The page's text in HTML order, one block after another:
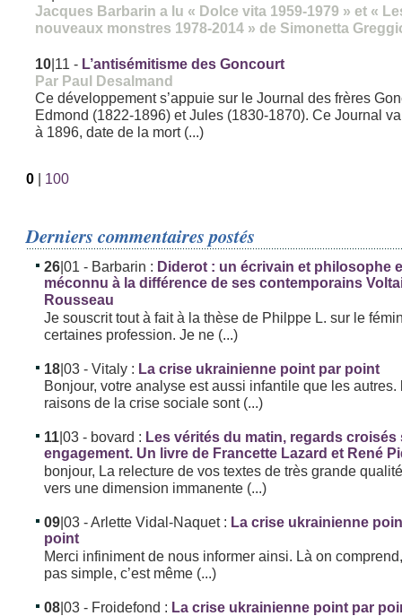
Jacques Barbarin a lu « Dolce vita 1959-1979 » et «
nouveaux monstres 1978-2014 » de Simonetta
10 |11 - L’antisémitisme des Goncourt
Par Paul Desalmand
Ce développement s’appuie sur le Journal des frères
Edmond (1822-1896) et Jules (1830-1870). Ce Journal
à 1896, date de la mort (...)
0 100
Derniers commentaires postés
26|01 - Barbarin : Diderot : un écrivain et philosophe
méconnu à la différence de ses contemporains
Rousseau
Je souscrit tout à fait à la thèse de Philppe L. sur le
certaines profession. Je ne (...)
18|03 - Vitaly : La crise ukrainienne point par point
Bonjour, votre analyse est aussi infantile que les autres.
raisons de la crise sociale sont (...)
11 |03 - bovard : Les vérités du matin, regards croisés
engagement. Un livre de Francette Lazard et René
bonjour, La relecture de vos textes de très grande
vers une dimension immanente (...)
09|03 - Arlette Vidal-Naquet : La crise ukrainienne
point
Merci infiniment de nous informer ainsi. Là on
pas simple, c’est même (...)
08|03 - Froidefond : La crise ukrainienne point par